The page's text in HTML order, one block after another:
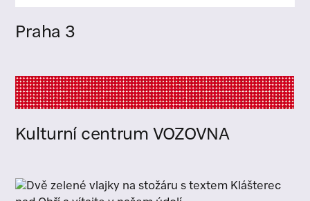
Praha 3
Kulturní centrum VOZOVNA